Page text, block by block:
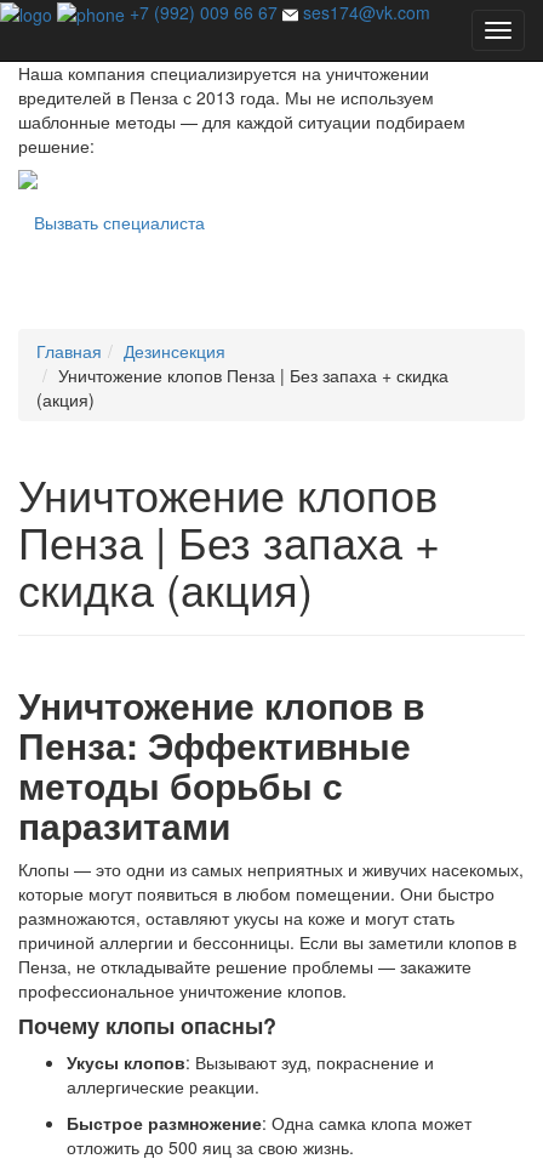
+7 (992) 009 66 67 ses174@vk.com
Профессиональная дезинсекция - единственный способ
Наша компания специализируется на уничтожении
вредителей в Пенза с 2013 года. Мы не используем
шаблонные методы — для каждой ситуации подбираем
решение:
Вызвать специалиста
Главная
Дезинсекция
Уничтожение клопов Пенза | Без запаха + скидка
(акция)
Уничтожение клопов
Пенза | Без запаха +
скидка (акция)
Уничтожение клопов в
Пенза: Эффективные
методы борьбы с
паразитами
Клопы — это одни из самых неприятных и живучих насекомых,
которые могут появиться в любом помещении. Они быстро
размножаются, оставляют укусы на коже и могут стать
причиной аллергии и бессонницы. Если вы заметили клопов в
Пенза, не откладывайте решение проблемы — закажите
профессиональное уничтожение клопов.
Почему клопы опасны?
Укусы клопов: Вызывают зуд, покраснение и
аллергические реакции.
Быстрое размножение: Одна самка клопа может
отложить до 500 яиц за свою жизнь.